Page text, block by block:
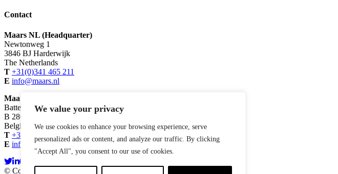
We value your privacy
We use cookies to enhance your browsing experience, serve
personalized ads or content, and analyze our traffic. By clicking
"Accept All", you consent to our use of cookies.
Contact
Maars NL (Headquarter)
Newtonweg 1
3846 BJ Harderwijk
The Netherlands
T +31(0)341 465 211
E info@maars.nl
Maars BeLux
Battelsesteenweg 455 B
B 2800 Mechelen
Belgium
T +32(0)15 29 48 30
E info@maars.be
© Copyright 2026 Maars Living Walls